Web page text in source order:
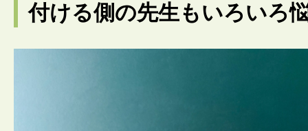
付ける側の先生もいろいろ